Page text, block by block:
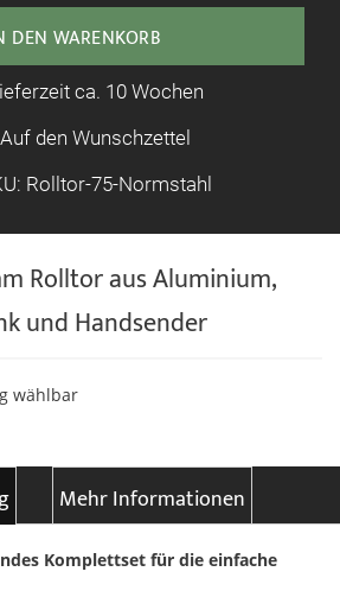
Rolltor aus Aluminium,
und Handsender
DEN WARENKORB
ca. 10 Wochen
Auf den Wunschzettel
Rolltor-75-Normstahl
wählbar
Mehr Informationen
Komplettset für die einfache